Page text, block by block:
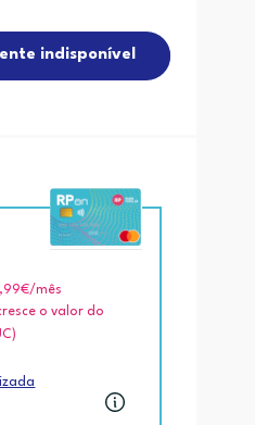
indisponível
/mês
o valor do